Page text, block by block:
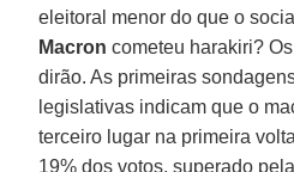
eleitoral menor do que o
Macron cometeu harakiri?
dirão. As primeiras
legislativas indicam que o
terceiro lugar na primeira
19% dos votos, superado